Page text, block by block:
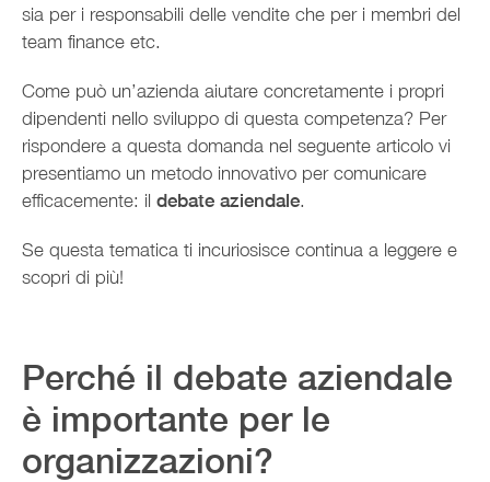
sia per i responsabili delle vendite che per i membri del
team finance etc.
Come può un’azienda aiutare concretamente i propri
dipendenti nello sviluppo di questa competenza? Per
rispondere a questa domanda nel seguente articolo vi
presentiamo un metodo innovativo per comunicare
efficacemente: il debate aziendale.
Se questa tematica ti incuriosisce continua a leggere e
scopri di più!
Perché il debate aziendale
è importante per le
organizzazioni?